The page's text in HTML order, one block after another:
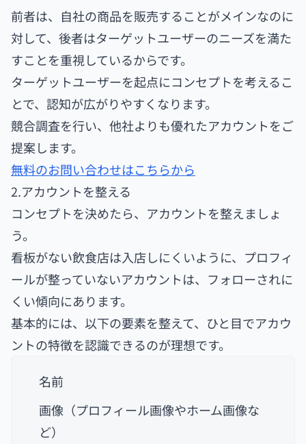
前者は、自社の商品を販売することがメインなのに
対して、後者はターゲットユーザーのニーズを満た
すことを重視しているからです。
ターゲットユーザーを起点にコンセプトを考えるこ
とで、認知が広がりやすくなります。
競合調査を行い、他社よりも優れたアカウントをご
提案します。
無料のお問い合わせはこちらから
2.アカウントを整える
コンセプトを決めたら、アカウントを整えましょ
う。
看板がない飲食店は入店しにくいように、プロフィ
ールが整っていないアカウントは、フォローされに
くい傾向にあります。
基本的には、以下の要素を整えて、ひと目でアカウ
ントの特徴を認識できるのが理想です。
名前
画像（プロフィール画像やホーム画像な
ど）